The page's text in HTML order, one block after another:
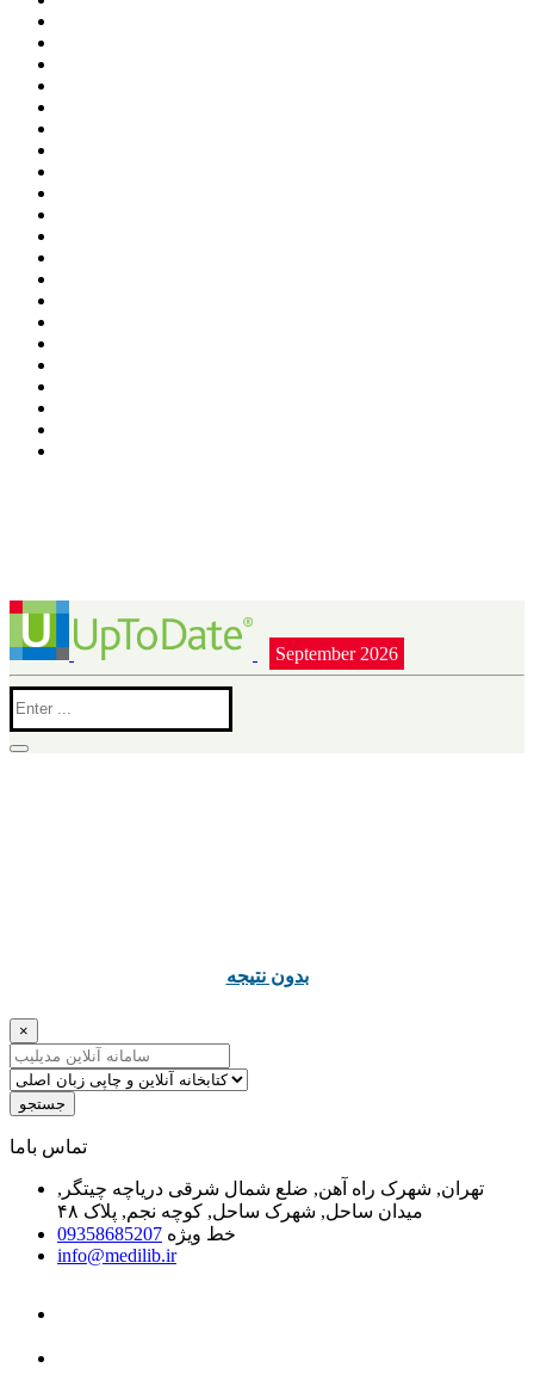
September 2026
ﺑﺪﻭﻥ ﻧﺘﯿﺠﻪ
×
جستجو
ﺗﻤﺎﺱ ﺑﺎﻣﺎ
تهران, شهرک راه آهن, ضلع شمال شرقی دریاچه چیتگر,
میدان ساحل, شهرک ساحل, کوچه نجم, پلاک ۴۸
خط ویژه 09358685207
info@medilib.ir